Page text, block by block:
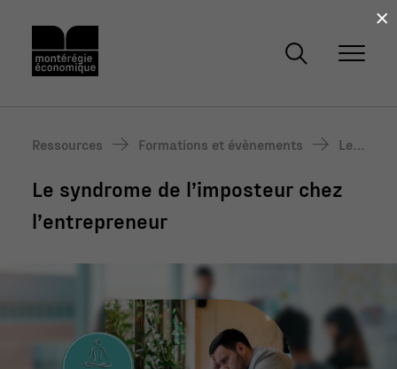
Ressources Formations et évènements
Le s
rom
z l’e
ntre
Le syndrome de l’imposteur chez
l’entrepreneur
×